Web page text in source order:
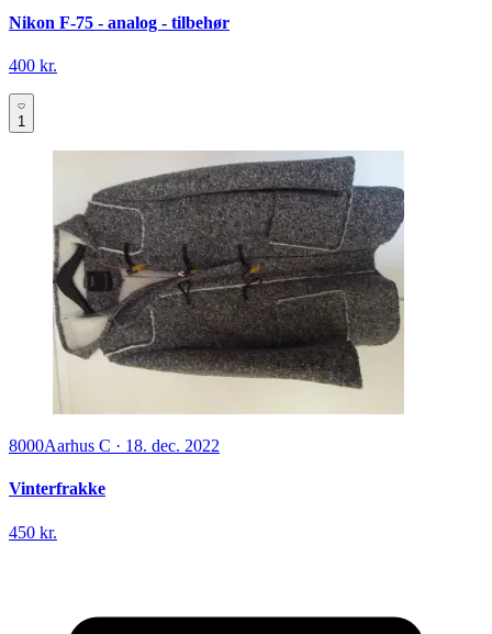
Nikon F-75 - analog - tilbehør
400 kr.
1
8000Aarhus C · 18. dec. 2022
Vinterfrakke
450 kr.